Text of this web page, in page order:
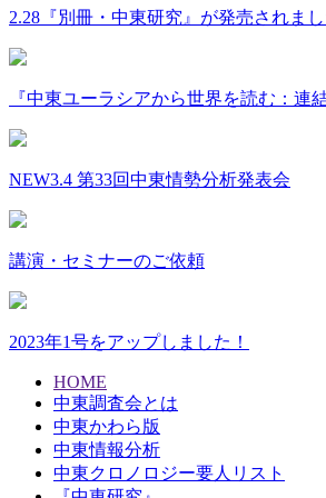
2.28『別冊・中東研究』が発売されまし
『中東ユーラシアから世界を読む：連
NEW3.4 第33回中東情勢分析発表会
講演・セミナーのご依頼
2023年1号をアップしました！
HOME
中東調査会とは
中東かわら版
中東情報分析
中東クロノロジー要人リスト